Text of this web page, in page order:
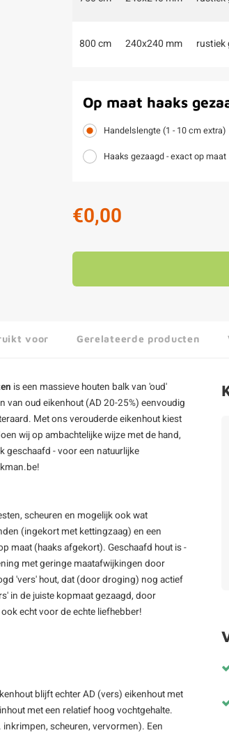
800 cm 240x240 mm rustiek
Op maat haaks
Handelslengte (1 - 10 cm extra)
Haaks gezaagd - exact op maat
€0,00
voor Gerelateerde producten
is een massieve houten balk van 'oud'
van oud eikenhout (AD 20-25%) eenvoudig
Met ons verouderde eikenhout kiest
wij op ambachtelijke wijze met de hand,
geschaafd - voor een natuurlijke
scheuren en mogelijk ook wat
(ingekort met kettingzaag) en een
maat (haaks afgekort). Geschaafd hout is -
met geringe maatafwijkingen door
'vers' hout, dat (door droging) nog actief
in de juiste kopmaat gezaagd, door
echt voor de echte liefhebber!
blijft echter AD (vers) eikenhout met
met een relatief hoog vochtgehalte.
scheuren, vervormen). Een